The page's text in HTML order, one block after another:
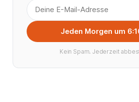
Jeden Morgen um
Kein Spam. Jederzeit